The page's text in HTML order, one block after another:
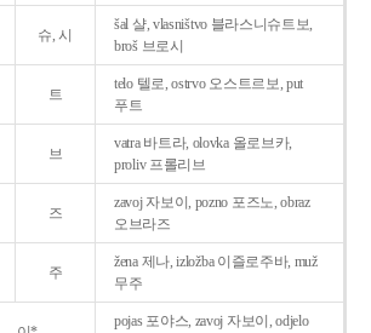
슈, 시
šal 샬, vlasništvo 블라스니슈트보,
broš 브로시
트
telo 텔로, ostrvo 오스트르보, put
푸트
브
vatra 바트라, olovka 올로브카,
proliv 프롤리브
즈
zavoj 자보이, pozno 포즈노, obraz
오브라즈
주
žena 제나, izložba 이즐로주바, muž
무주
pojas 포야스, zavoj 자보이, odjelo